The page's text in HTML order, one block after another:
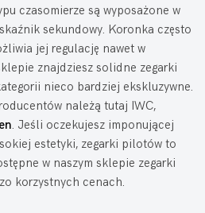
czasomierze są wyposażone w
sekundowy. Koronka często
jej regulację nawet w
znajdziesz solidne zegarki
nieco bardziej ekskluzywne.
należą tutaj IWC,
. Jeśli oczekujesz imponującej
estetyki, zegarki pilotów to
w naszym sklepie zegarki
korzystnych cenach.